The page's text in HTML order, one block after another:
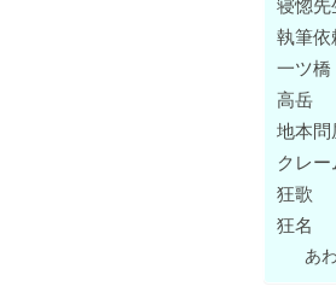
寝惚先
執筆依
一ツ橋
高岳
地本問
クレー
狂歌
狂名
あ